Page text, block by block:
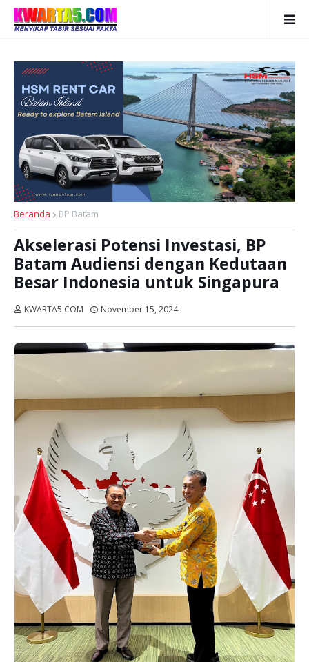
Beranda BP Batam
Akselerasi Potensi Investasi, BP
Batam Audiensi dengan Kedutaan
Besar Indonesia untuk Singapura
KWARTA5.COM November 15, 2024